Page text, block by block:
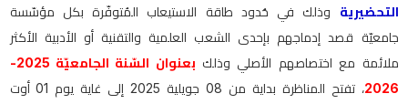
التحضيرية وذلك في حُدود طاقة الاستيعاب المُتوفّرة بكل مؤسّسة
جامعيّة قصد إدماجهم بإحدى الشعب العلمية والتقنية أو الأدبية الأكثر
ملائمة مع اختصاصهم الأصلي وذلك
بعنوان السّنة الجامعيّة 2025-
2026
، تفتح المناظرة بداية من 08 جويلية 2025 إلى غاية يوم 01 أوت